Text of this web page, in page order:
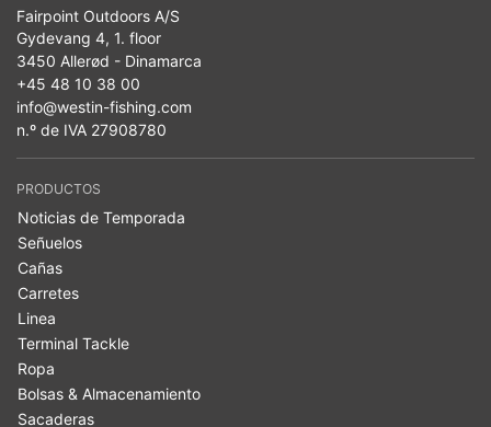
Fairpoint Outdoors A/S
Gydevang 4, 1. floor
3450 Allerød - Dinamarca
+45 48 10 38 00
info@westin-fishing.com
n.º de IVA 27908780
PRODUCTOS
Noticias de Temporada
Señuelos
Cañas
Carretes
Linea
Terminal Tackle
Ropa
Bolsas & Almacenamiento
Sacaderas